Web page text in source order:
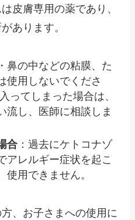
皮膚専用の薬であり、
あります。
鼻の中などの粘膜、た
使用しないでくださ
ってしまった場合は、
流し、医師に相談しま
合 ：過去にケトコナゾ
アレルギー症状を起こ
使用できません。
、お子さまへの使用に